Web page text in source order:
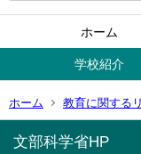
ホーム
学校紹介
ホーム 教育に関する
文部科学省HP